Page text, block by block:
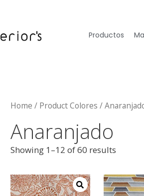
Productos
Home / Product Colores /
Anaranjado
Showing 1–12 of 60 results